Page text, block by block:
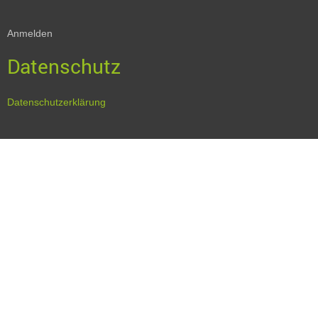
Anmelden
Datenschutz
Datenschutzerklärung